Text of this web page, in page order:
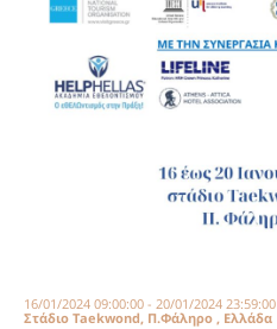
16/01/2024 09:00:00 - 20/01/2024 23:59:00
Στάδιο Taekwond, Π.Φάληρο , Ελλάδα